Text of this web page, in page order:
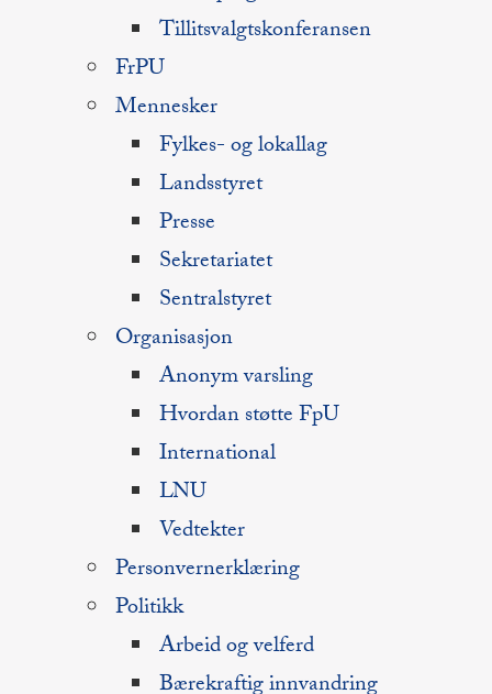
Tillitsvalgtskonferansen
FrPU
Mennesker
Fylkes- og lokallag
Landsstyret
Presse
Sekretariatet
Sentralstyret
Organisasjon
Anonym varsling
Hvordan støtte FpU
International
LNU
Vedtekter
Personvernerklæring
Politikk
Arbeid og velferd
Bærekraftig innvandring